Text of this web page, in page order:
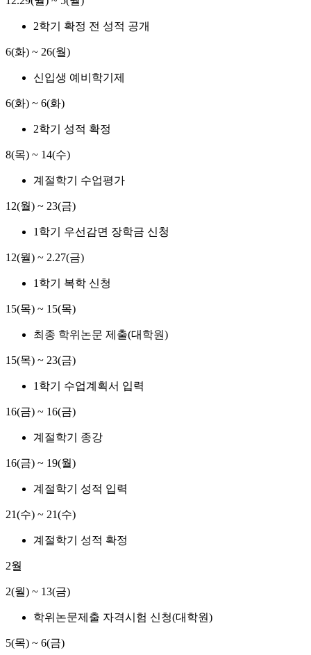
2학기 확정 전 성적 공개
6(화) ~ 26(월)
신입생 예비학기제
6(화) ~ 6(화)
2학기 성적 확정
8(목) ~ 14(수)
계절학기 수업평가
12(월) ~ 23(금)
1학기 우선감면 장학금 신청
12(월) ~ 2.27(금)
1학기 복학 신청
15(목) ~ 15(목)
최종 학위논문 제출(대학원)
15(목) ~ 23(금)
1학기 수업계획서 입력
16(금) ~ 16(금)
계절학기 종강
16(금) ~ 19(월)
계절학기 성적 입력
21(수) ~ 21(수)
계절학기 성적 확정
2월
2(월) ~ 13(금)
학위논문제출 자격시험 신청(대학원)
5(목) ~ 6(금)